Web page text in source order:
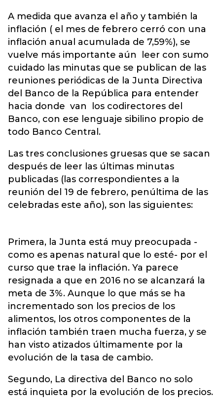
A medida que avanza el año y también la
inflación ( el mes de febrero cerró con una
inflación anual acumulada de 7,59%), se
vuelve más importante aún leer con sumo
cuidado las minutas que se publican de las
reuniones periódicas de la Junta Directiva
del Banco de la República para entender
hacia donde van los codirectores del
Banco, con ese lenguaje sibilino propio de
todo Banco Central.
Las tres conclusiones gruesas que se sacan
después de leer las últimas minutas
publicadas (las correspondientes a la
reunión del 19 de febrero, penúltima de las
celebradas este año), son las siguientes:
Primera, la Junta está muy preocupada -
como es apenas natural que lo esté- por el
curso que trae la inflación. Ya parece
resignada a que en 2016 no se alcanzará la
meta de 3%. Aunque lo que más se ha
incrementado son los precios de los
alimentos, los otros componentes de la
inflación también traen mucha fuerza, y se
han visto atizados últimamente por la
evolución de la tasa de cambio.
Segundo, La directiva del Banco no solo
está inquieta por la evolución de los precios.